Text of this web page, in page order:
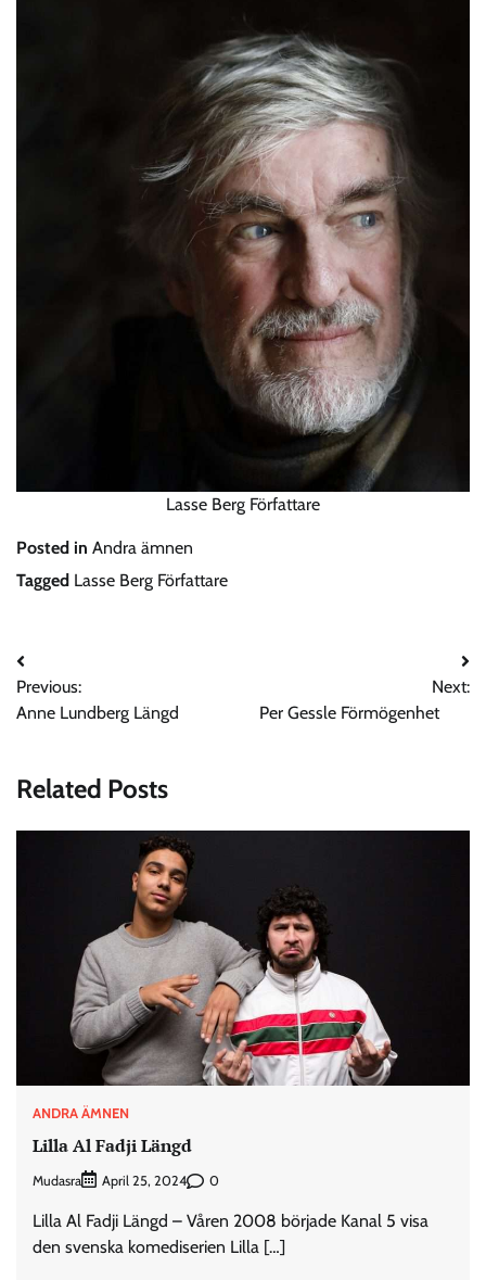
Lasse Berg Författare
Posted in Andra ämnen
Tagged Lasse Berg Författare
Post
navigation
Previous:
Anne Lundberg Längd
Next:
Per Gessle Förmögenhet
Related Posts
ANDRA ÄMNEN
Lilla Al Fadji Längd
Mudasra April 25, 2024 0
Lilla Al Fadji Längd – Våren 2008 började Kanal 5 visa
den svenska komediserien Lilla […]